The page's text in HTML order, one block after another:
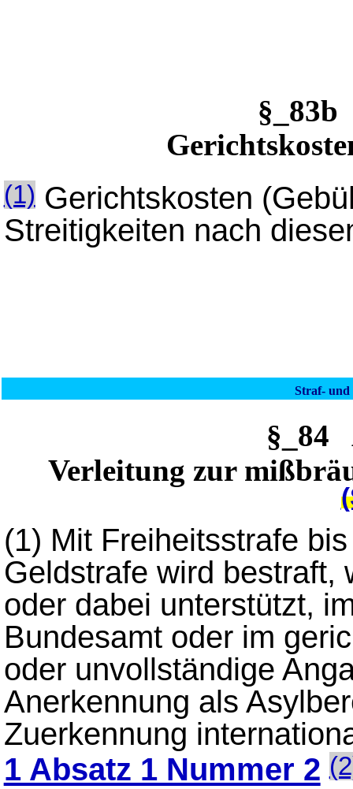
(1) Gerichtskosten
Streitigkeiten nach
Straf-
§_84
Verleitung zur
(1) Mit Freiheitsstrafe
Geldstrafe wird bestraft,
oder dabei unterstützt,
Bundesamt oder im
oder unvollständige
Anerkennung als
Zuerkennung
1 Absatz 1 Nummer 2